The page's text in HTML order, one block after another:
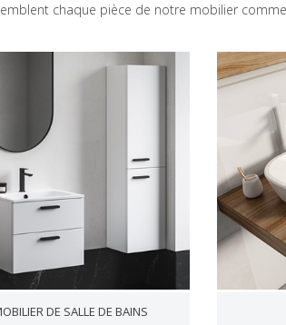
chaque pièce de notre mobilier
DE SALLE DE BAINS